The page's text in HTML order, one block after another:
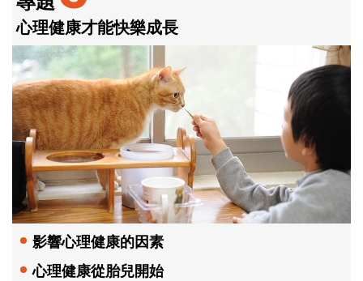
心理健康才能快樂成長
影響心理健康的因素
心理健康從胎兒開始